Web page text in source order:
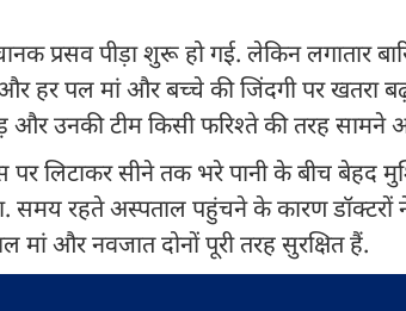
प्रसव पीड़ा शुरू हो गई. लेकिन लगातार
हर पल मां और बच्चे की जिंदगी पर खतरा
उनकी टीम किसी फरिश्ते की तरह सामने
पर लिटाकर सीने तक भरे पानी के बीच बेहद
समय रहते अस्पताल पहुंचने के कारण डॉक्टरों
मां और नवजात दोनों पूरी तरह सुरक्षित हैं.